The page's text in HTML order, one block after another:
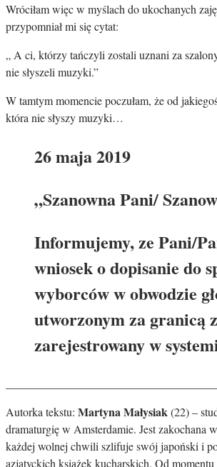
Wróciłam więc w myślach do ukochanych
przypomniał mi się cytat:
„ A ci, którzy tańczyli zostali uznani za
nie słyszeli muzyki.”
W tamtym momencie poczułam, że od
która nie słyszy muzyki…
26 maja 2019
„Szanowna Pani/
Informujemy, ze Pani/
wniosek o dopisanie do
wyborców w obwodzie
utworzonym za granicą
zarejestrowany w
Autorka tekstu: Martyna Małysiak(22) –
dramaturgię w Amsterdamie. Jest zakochana
każdej wolnej chwili szlifuje swój japoński i
azjatyckich książek kucharskich. Od